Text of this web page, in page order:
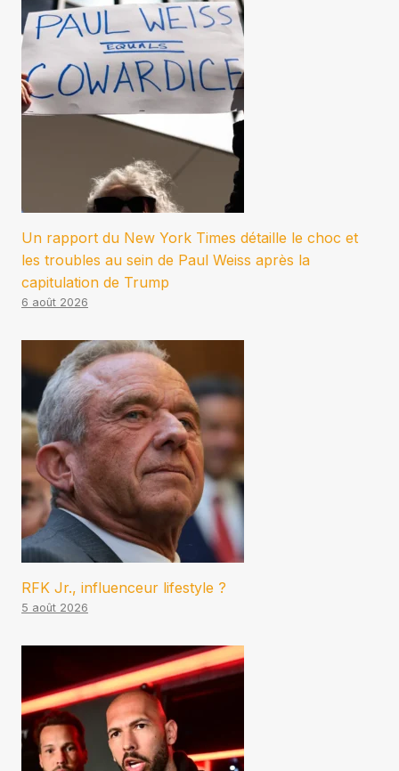
Un rapport du New York Times détaille le choc et
les troubles au sein de Paul Weiss après la
capitulation de Trump
6 août 2026
RFK Jr., influenceur lifestyle ?
5 août 2026